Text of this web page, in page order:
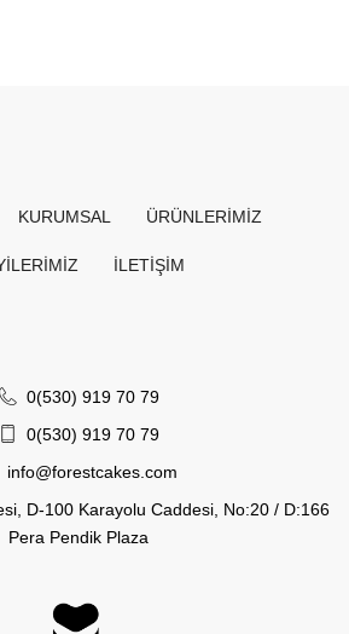
KURUMSAL ÜRÜNLERIMIZ
İLETİŞİM
0(530) 919 70 79
0(530) 919 70 79
info@forestcakes.com
D-100 Karayolu Caddesi, No:20 / D:166
Pera Pendik Plaza